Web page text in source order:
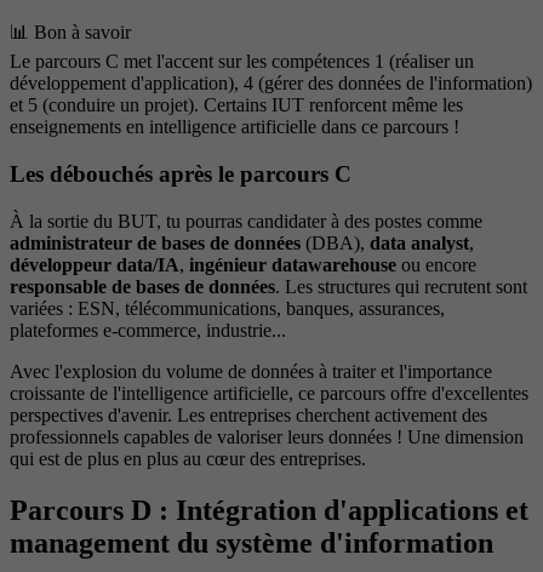
📊 Bon à savoir
Le parcours C met l'accent sur les compétences 1 (réaliser un
développement d'application), 4 (gérer des données de l'information)
et 5 (conduire un projet). Certains IUT renforcent même les
enseignements en intelligence artificielle dans ce parcours !
Les débouchés après le parcours C
À la sortie du BUT, tu pourras candidater à des postes comme
administrateur de bases de données (DBA), data analyst,
développeur data/IA, ingénieur datawarehouse ou encore
responsable de bases de données. Les structures qui recrutent sont
variées : ESN, télécommunications, banques, assurances,
plateformes e-commerce, industrie...
Avec l'explosion du volume de données à traiter et l'importance
croissante de l'intelligence artificielle, ce parcours offre d'excellentes
perspectives d'avenir. Les entreprises cherchent activement des
professionnels capables de valoriser leurs données ! Une dimension
qui est de plus en plus au cœur des entreprises.
Parcours D : Intégration d'applications et
management du système d'information